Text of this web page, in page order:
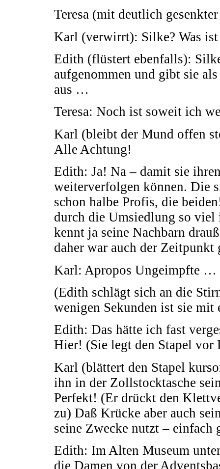
Teresa (mit deutlich
Karl (verwirrt): Silke? Was
Edith (flüstert ebenfalls):
aufgenommen und gibt sie
aus …
Teresa: Noch ist soweit ich
Karl (bleibt der Mund offen
Alle Achtung!
Edith: Ja! Na – damit sie
weiterverfolgen können. Die
schon halbe Profis, die
durch die Umsiedlung so
kennt ja seine Nachbarn
daher war auch der
Karl: Apropos Ungeimpfte …
(Edith schlägt sich an die
wenigen Sekunden ist sie mit
Edith: Das hätte ich fast
Hier! (Sie legt den Stapel vor
Karl (blättert den Stapel
ihn in der Zollstocktasche
Perfekt! (Er drückt den
zu) Daß Krücke aber auch
seine Zwecke nutzt –
Edith: Im Alten Museum
die Damen von der